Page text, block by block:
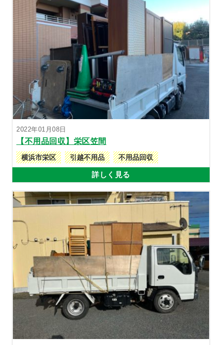
2022年01月08日
【不用品回収】栄区笠間
横浜市栄区 引越不用品 不用品回収
詳しく見る